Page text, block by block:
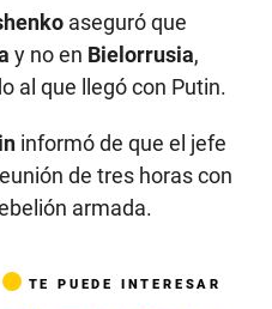
aseguró que
y no en Bielorrusia,
al que llegó con Putin.
informó de que el jefe
de tres horas con
armada.
TE PUEDE INTERESAR